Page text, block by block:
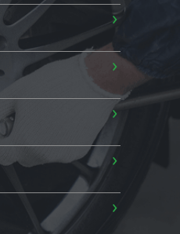
›
›
›
›
›